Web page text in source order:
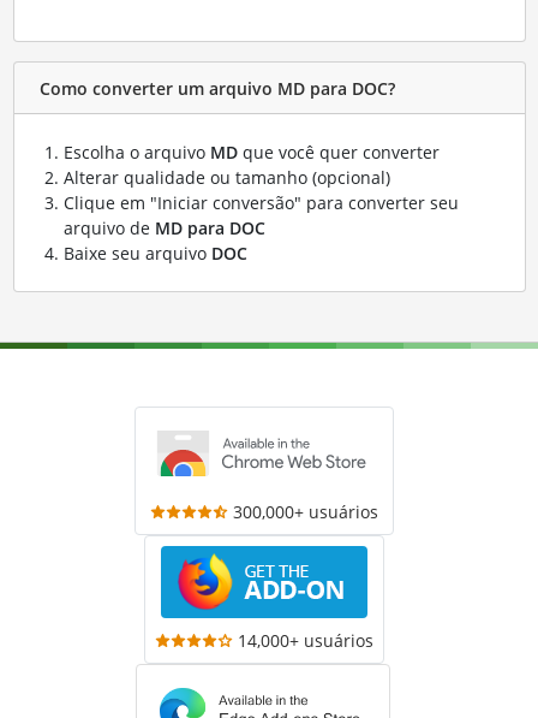
Como converter um arquivo MD para DOC?
Escolha o arquivo MDque você quer converter
Alterar qualidade ou tamanho (opcional)
Clique em "Iniciar conversão" para converter seu
arquivo de MD para DOC
Baixe seu arquivo DOC
300,000+ usuários
14,000+ usuários